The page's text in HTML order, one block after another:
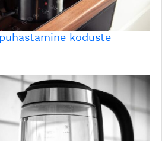
koduste